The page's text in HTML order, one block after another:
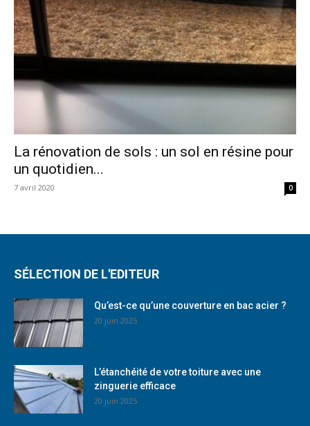
La rénovation de sols : un sol en résine pour
un quotidien...
7 avril 2020 0
SÉLECTION DE L'EDITEUR
Qu’est-ce qu’une couverture en bac acier ?
20 juin 2025
L’étanchéité de votre toiture avec une
zinguerie efficace
20 juin 2025